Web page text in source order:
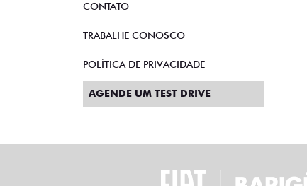
CONTATO
TRABALHE CONOSCO
POLÍTICA DE PRIVACIDADE
AGENDE UM TEST DRIVE